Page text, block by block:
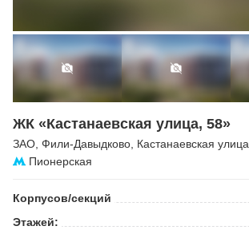
ЖК «Кастанаевская улица, 58»
ЗАО Фили-Давыдково Кастанаевская улица
Пионерская
Корпусов/секций
Этажей: